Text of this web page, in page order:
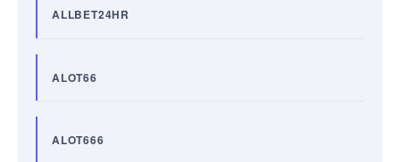
ALLBET24HR
ALOT66
ALOT666